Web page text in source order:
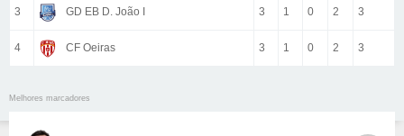
3 GD EB D. João I 3 1 0 2 3
4 CF Oeiras 3 1 0 2 3
Melhores marcadores